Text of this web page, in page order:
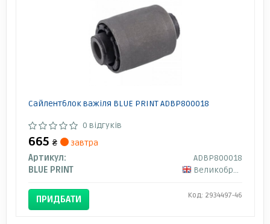
Сайлентблок важіля BLUE PRINT ADBP800018
0 відгуків
665 ₴
завтра
Артикул:
ADBP800018
BLUE PRINT
Великобританія
ПРИДБАТИ Код: 2934497-46